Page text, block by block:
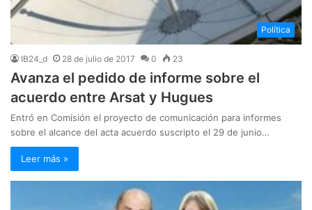
Política
IB24_d 28 de julio de 2017 0 23
Avanza el pedido de informe sobre el
acuerdo entre Arsat y Hugues
Entró en Comisión el proyecto de comunicación para informes
sobre el alcance del acta acuerdo suscripto el 29 de junio…
Leer más »